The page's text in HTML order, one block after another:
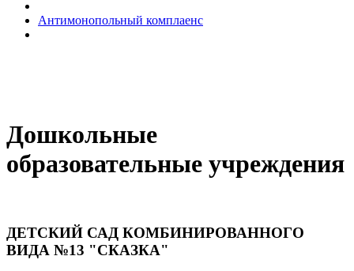
Антимонопольный комплаенс
Дошкольные
образовательные учреждения
ДЕТСКИЙ САД КОМБИНИРОВАННОГО
ВИДА №13 "СКАЗКА"